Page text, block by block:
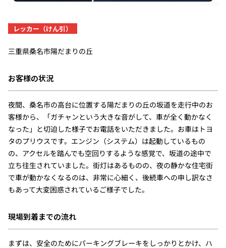
レッカー（けん引）
三重県桑名市陽だまりの丘
お客様の状況
夜間、桑名市の高台に位置する陽だまりの丘の坂道を走行中のお
客様から、「ガチャンという大きな音がして、車が全く動かなく
なった」と切迫した様子でお電話をいただきました。お車はトヨ
タのプリウスです。エンジン（システム）は起動しているもの
の、アクセルを踏んでも空回りするような感覚で、坂道の途中で
立ち往生されていました。街灯はあるものの、夜の静かな住宅街
で車が動かなくなるのは、非常に心細く、後続車への申し訳なさ
もあって大変困惑されているご様子でした。
現場到着までの流れ
まずは、安全のためにパーキングブレーキをしっかりとかけ、ハ